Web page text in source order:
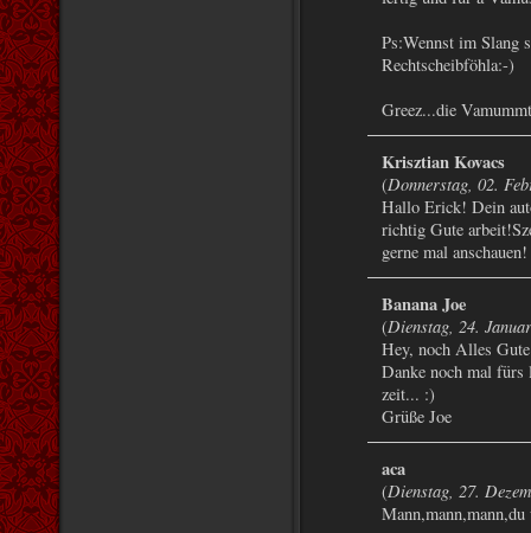
Ps:Wennst im Slang
Rechtscheibföhla:-)
Greez...die
Krisztian Kovacs
(Donnerstag, 02.
Hallo Erick! Dein
richtig Gute
gerne mal anschauen!
Banana Joe
(Dienstag, 24.
Hey, noch Alles
Danke noch mal
zeit... :)
Grüße Joe
aca
(Dienstag, 27.